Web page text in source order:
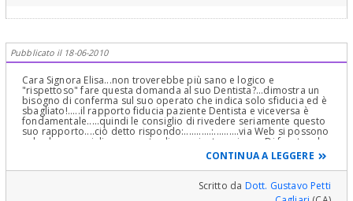
Pubblicato il 18-06-2010
Cara Signora Elisa...non troverebbe più sano e logico e
"rispettoso" fare questa domanda al suo Dentista?...dimostra un
bisogno di conferma sul suo operato che indica solo sfiducia ed è
sbagliato!.....il rapporto fiducia paziente Dentista e viceversa è
fondamentale.....quindi le consiglio di rivedere seriamente questo
suo rapporto....ciò detto rispondo:...........:..........via Web si possono
solo dare consigli ...non certo diagnosi e terapie...:....Di fronte ad
un canino incluso la prima cosa è stabilirne la posizione…ossia se
esso sia vestibolare o palatale rispetto agli incisivi ed altri denti. Ci
sono varie tecniche, come fanno notare due colleghe studiose dei
Canini Inclusi, in un bellissimo lavoro le Dr.sse Alessandra Marino e
Patrizia Massaro e, dico, l’OPT ( la panoramica che ha fatto non
CONTINUA A LEGGERE
Scritto da Dott. Gustavo Petti